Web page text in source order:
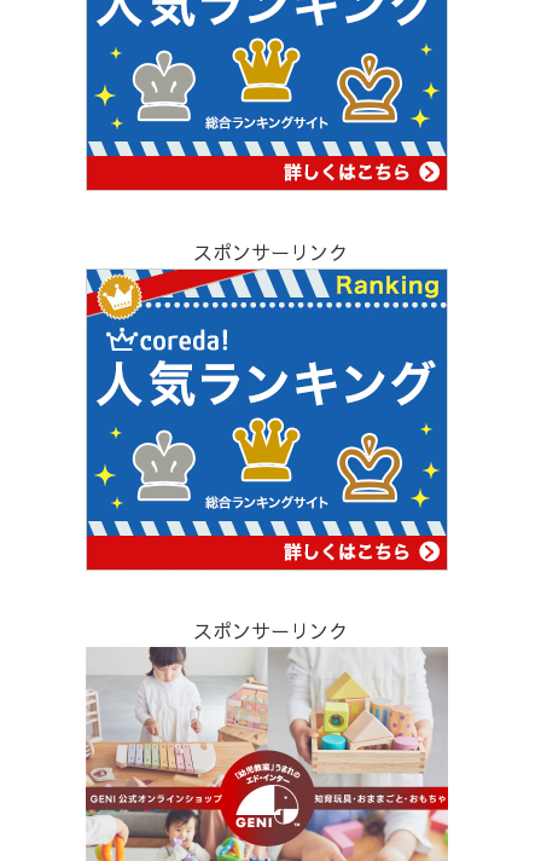
スポンサーリンク
スポンサーリンク